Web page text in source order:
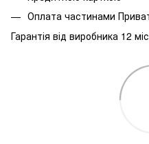
Оплата частинами
Гарантія від виробника 12